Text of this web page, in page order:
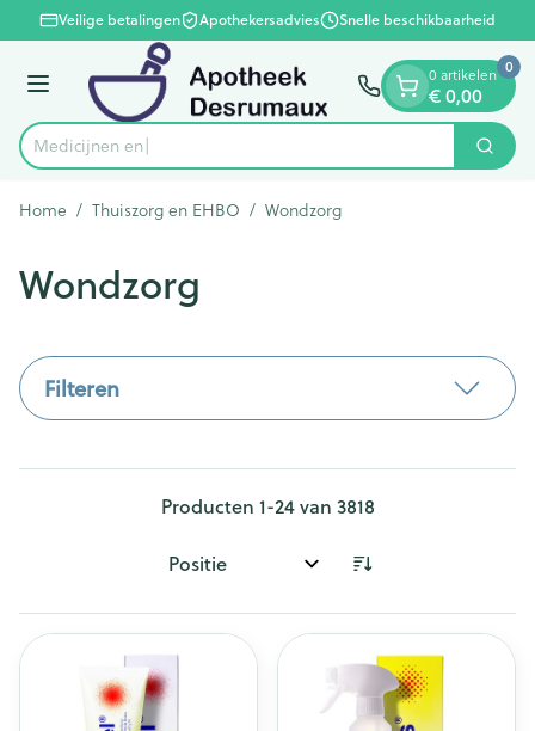
Ga naar de inhoud
1 van 1Veilige betalingen Apothekersadvies Snelle beschikbaarheid
Menu
Product, merk, categorie... Zoek
0 artikelen
€ 0,00
0
Home / Thuiszorg en EHBO / Wondzorg
Wondzorg
Filteren
Producten 1-24van 3818
Sorteer op: